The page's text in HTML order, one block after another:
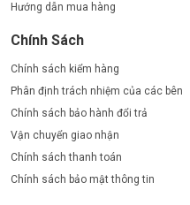
Hướng dẫn mua hàng
Chính Sách
Chính sách kiểm hàng
Phân định trách nhiệm của các bên
Chính sách bảo hành đổi trả
Vận chuyển giao nhận
Chính sách thanh toán
Chính sách bảo mật thông tin